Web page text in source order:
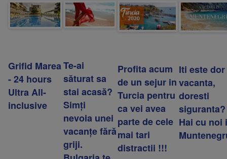
Grifid Marea
- 24 hours
Ultra All-
inclusive
Te-ai
săturat sa
stai acasă?
Simți
nevoia unei
vacanțe fără
griji.
Profita acum
de un sejur in
Turcia pentru
ca vei avea
parte de cele
mai tari
distractii !!!
Iti este
vacanta,
doresti
siguranta?
Hai cu noi